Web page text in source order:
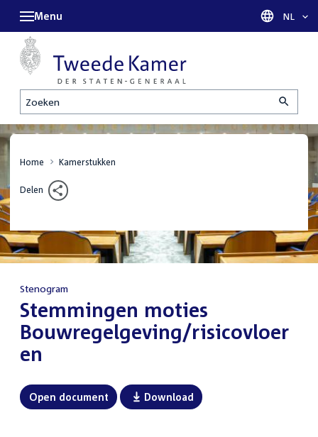
Zoeken
Menu Taal
NL
Home Kamerstukken
Delen
Stenogram
:Stemmingen moties
Bouwregelgeving/risicovloer
en
Open document Download